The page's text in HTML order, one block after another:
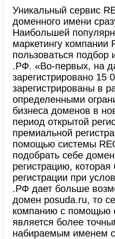
Уникальный сервис
доменного имени
Наибольшей
маркетингу компании
пользоваться
.РФ. «Во-первых, на
зарегистрировано
зарегистрированы в
определенными
бизнеса доменов в
период открытой
премиальной
помощью системы
подобрать себе
регистрацию,
регистрации при
.РФ дает больше
домен posuda.ru, то
компанию с помощью
является более
набираемым именем